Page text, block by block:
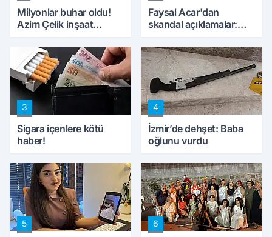
Milyonlar buhar oldu!
Azim Çelik inşaat
konuştu
Faysal Acar'dan
skandal açıklamalar:
peynircilerimizi de
kıskaca aldı, müdahale
ettik'
3
Sigara içenlere kötü
haber!
4
İzmir’de dehşet: Baba
oğlunu vurdu
5 6